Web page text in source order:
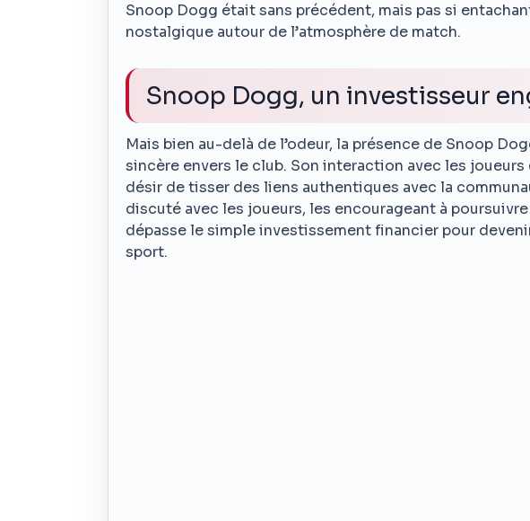
Snoop Dogg était sans précédent, mais pas si
nostalgique autour de l’atmosphère de match.
Snoop Dogg, un investisseur
Mais bien au-delà de l’odeur, la présence de Snoop
sincère envers le club. Son interaction avec les
désir de tisser des liens authentiques avec la
discuté avec les joueurs, les encourageant à
dépasse le simple investissement financier pour
sport.